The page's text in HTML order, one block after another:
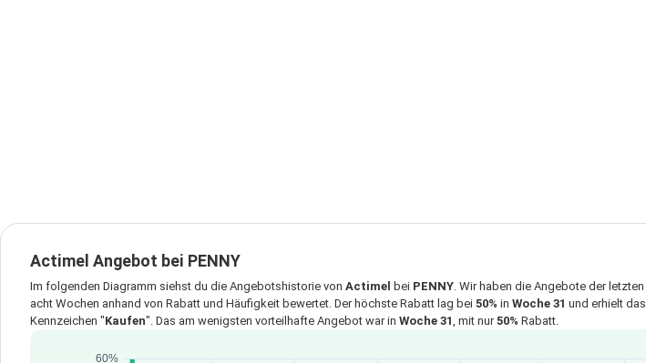
Actimel Angebot bei PENNY
Im folgenden Diagramm siehst du die Angebotshistorie von Actimel bei PENNY. Wir haben die Angebote der letzten
acht Wochen anhand von Rabatt und Häufigkeit bewertet. Der höchste Rabatt lag bei 50% in Woche 31 und erhielt das
Kennzeichen "Kaufen". Das am wenigsten vorteilhafte Angebot war in Woche 31, mit nur50% Rabatt.